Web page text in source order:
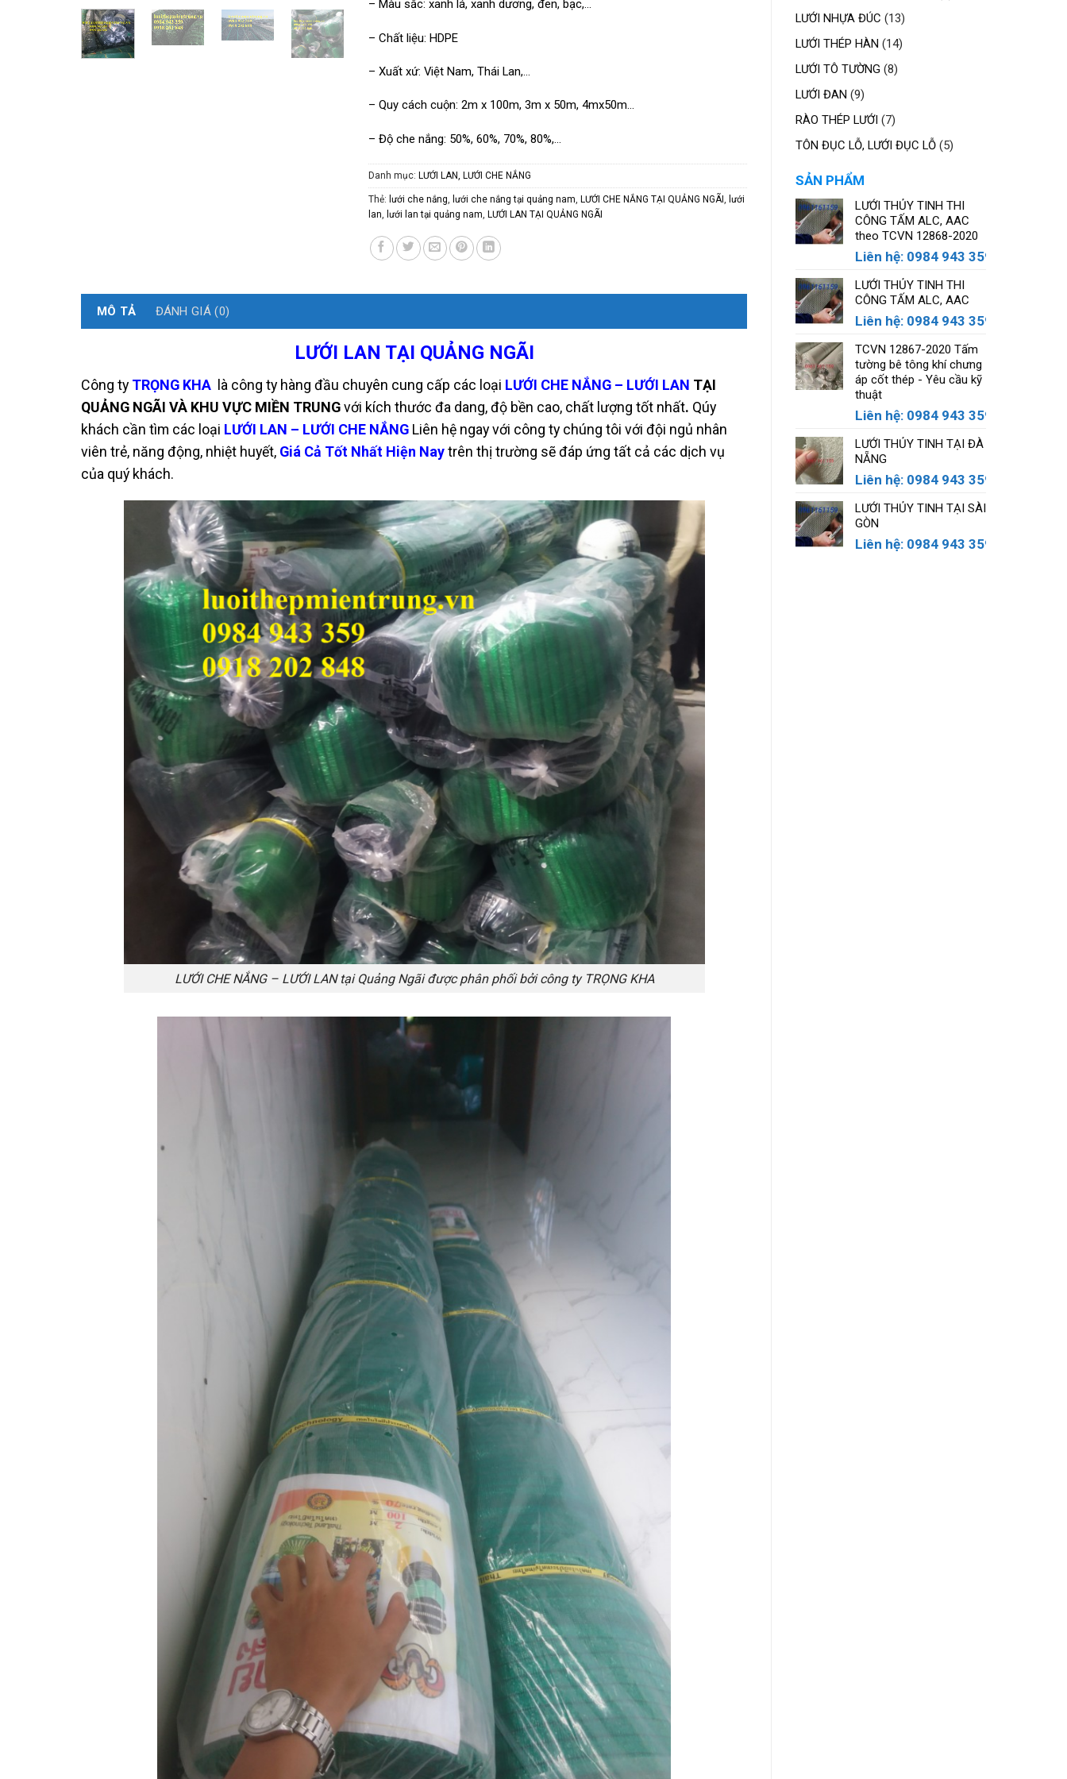
LƯỚI NHỰA ĐÚC 1313
sản
LƯỚI THÉP HÀN 1414
LƯỚI TÔ TƯỜNG 88
LƯỚI ĐAN 99
sản
phẩm
RÀO THÉP LƯỚI 77
sản
phẩm
TÔN ĐỤC LỖ, LƯỚI ĐỤC LỖ 55
SẢN PHẨM
LƯỚI THỦY TINH THI
CÔNG TẤM ALC, AAC
theo TCVN 12868-2020
Liên hệ: 0984 943 359
LƯỚI THỦY TINH THI
CÔNG TẤM ALC, AAC
Liên hệ: 0984 943 359
TCVN 12867-2020 Tấm
tường bê tông khí chưng
áp cốt thép - Yêu cầu kỹ
thuật
Liên hệ: 0984 943 359
LƯỚI THỦY TINH TẠI ĐÀ
NẴNG
Liên hệ: 0984 943 359
LƯỚI THỦY TINH TẠI SÀI
GÒN
Liên hệ: 0984 943 359
– Màu sắc: xanh lá, xanh dương, đen, bạc,…
– Chất liệu: HDPE
– Xuất xứ: Việt Nam, Thái Lan,…
– Quy cách cuộn: 2m x 100m, 3m x 50m, 4mx50m…
– Độ che nắng: 50%, 60%, 70%, 80%,…
Danh mục: LƯỚI LAN, LƯỚI CHE NẮNG
Thẻ: lưới che nắng, lưới che nắng tại quảng nam, LƯỚI CHE NẮNG TẠI QUẢNG NGÃI, lưới
lan, lưới lan tại quảng nam, LƯỚI LAN TẠI QUẢNG NGÃI
MÔ TẢ ĐÁNH GIÁ (0)
LƯỚI LAN TẠI QUẢNG NGÃI
Công ty TRỌNG KHA là công ty hàng đầu chuyên cung cấp các loại LƯỚI CHE NẮNG – LƯỚI LAN TẠI
QUẢNG NGÃI VÀ KHU VỰC MIỀN TRUNGvới kích thước đa dang, độ bền cao, chất lượng tốt nhất. Qúy
khách cần tìm các loại LƯỚI LAN – LƯỚI CHE NẮNG Liên hệ ngay với công ty chúng tôi với đội ngủ nhân
viên trẻ, năng động, nhiệt huyết, Giá Cả Tốt Nhất Hiện Naytrên thị trường sẽ đáp ứng tất cả các dịch vụ
của quý khách.
LƯỚI CHE NẮNG – LƯỚI LAN tại Quảng Ngãi được phân phối bởi công ty TRỌNG KHA